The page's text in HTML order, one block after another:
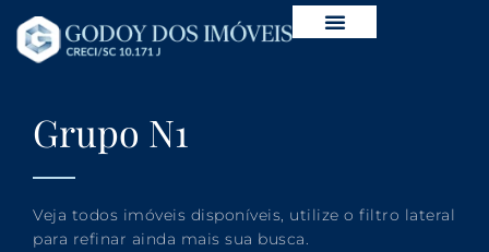
Grupo N1
Veja todos imóveis disponíveis, utilize o filtro lateral
para refinar ainda mais sua busca.